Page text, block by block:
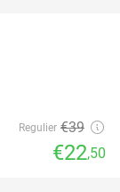
Regulier €39
€22,50